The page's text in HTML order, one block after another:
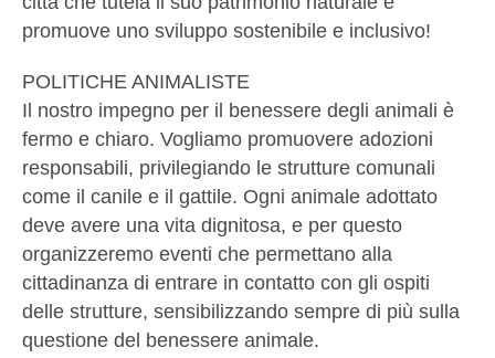
promuove uno sviluppo sostenibile e inclusivo!
POLITICHE ANIMALISTE
Il nostro impegno per il benessere degli animali è
fermo e chiaro. Vogliamo promuovere adozioni
responsabili, privilegiando le strutture comunali
come il canile e il gattile. Ogni animale adottato
deve avere una vita dignitosa, e per questo
organizzeremo eventi che permettano alla
cittadinanza di entrare in contatto con gli ospiti
delle strutture, sensibilizzando sempre di più sulla
questione del benessere animale.